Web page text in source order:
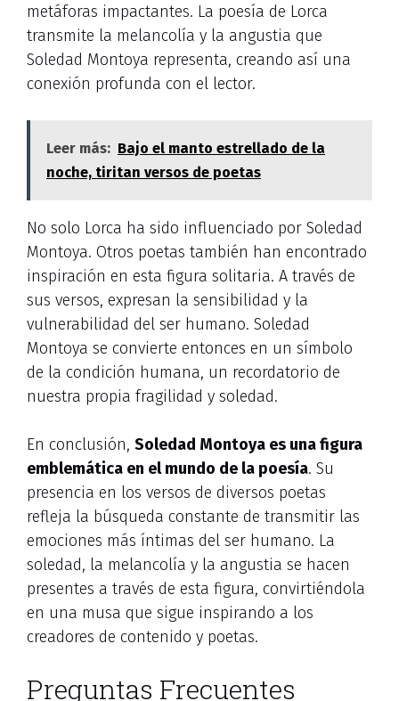
metáforas impactantes. La poesía de Lorca
transmite la melancolía y la angustia que
Soledad Montoya representa, creando así una
conexión profunda con el lector.
Leer más: Bajo el manto estrellado de la
noche, tiritan versos de poetas
No solo Lorca ha sido influenciado por Soledad
Montoya. Otros poetas también han encontrado
inspiración en esta figura solitaria. A través de
sus versos, expresan la sensibilidad y la
vulnerabilidad del ser humano. Soledad
Montoya se convierte entonces en un símbolo
de la condición humana, un recordatorio de
nuestra propia fragilidad y soledad.
En conclusión, Soledad Montoya es una figura
emblemática en el mundo de la poesía. Su
presencia en los versos de diversos poetas
refleja la búsqueda constante de transmitir las
emociones más íntimas del ser humano. La
soledad, la melancolía y la angustia se hacen
presentes a través de esta figura, convirtiéndola
en una musa que sigue inspirando a los
creadores de contenido y poetas.
Preguntas Frecuentes